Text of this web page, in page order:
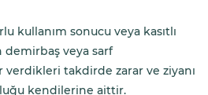
kullanım sonucu veya kasıtlı
veya sarf
verdikleri takdirde zarar ve ziyanı
kendilerine aittir.